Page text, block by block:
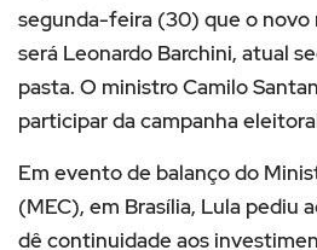
segunda-feira (30) que o novo
será Leonardo Barchini, atual
pasta. O ministro Camilo
participar da campanha
Em evento de balanço do
(MEC), em Brasília, Lula pediu
dê continuidade aos